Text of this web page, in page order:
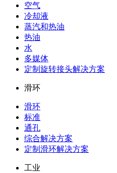
空气
冷却液
蒸汽和热油
热油
水
多媒体
定制旋转接头解决方案
滑环
滑环
标准
通孔
综合解决方案
定制滑环解决方案
工业